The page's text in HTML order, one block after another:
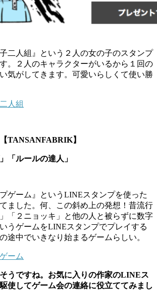
二人組』という２人の女の子のスタンプ
。２人のキャラクターがいるから１回の
気がしてきます。可愛いらしくて使い勝
人組
TANSANFABRIK】
「ルールの達人」
ゲーム』というLINEスタンプを使った
ました。何、この斜め上の発想！昔流行
「２ニョッキ」と他の人と被らずに数字
うゲームをLINEスタンプでプレイする
途中でいきなり始まるゲームらしい。
ーム
うですね。お気に入りの作家のLINEス
使してゲーム会の連絡に役立ててみまし